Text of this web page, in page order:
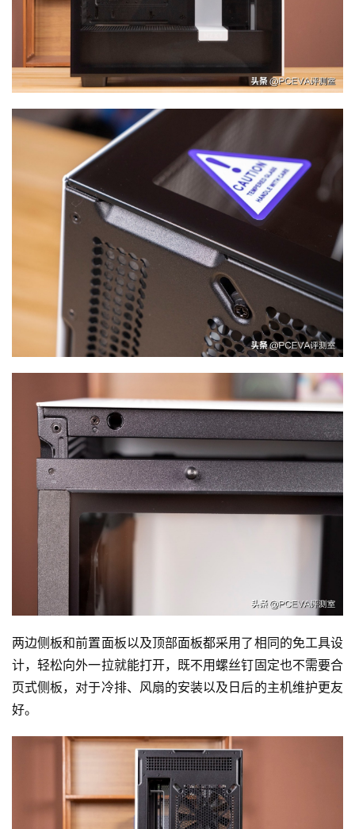
两边侧板和前置面板以及顶部面板都采用了相同的免工具设
计，轻松向外一拉就能打开，既不用螺丝钉固定也不需要合
页式侧板，对于冷排、风扇的安装以及日后的主机维护更友
好。